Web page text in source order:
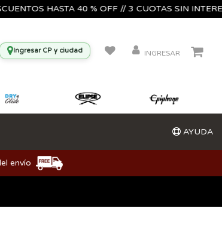
HASTA 40 % OFF // 3 CUOTAS SIN
Ingresar CP y ciudad INGRESAR
AYUDA
envío